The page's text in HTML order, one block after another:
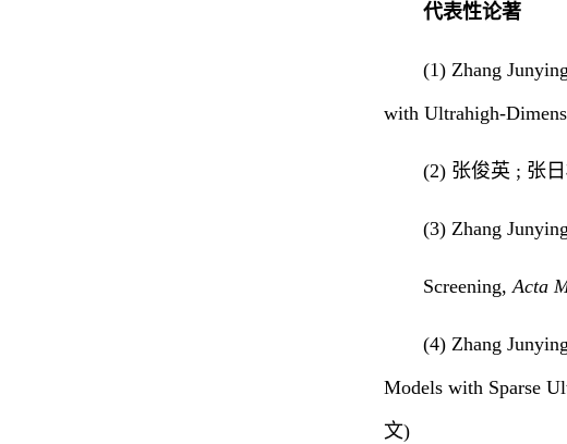
代表性论著
(1) Zhang
with Ultrahigh-
(2) 张俊英 ; 张
(3) Zhang
Screening,Acta
(4) Zhang
Models with Sparse
文)